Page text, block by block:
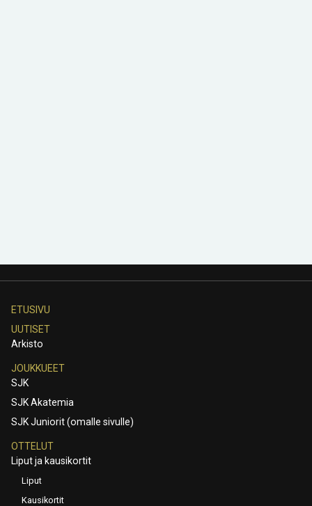
ETUSIVU
UUTISET
Arkisto
JOUKKUEET
SJK
SJK Akatemia
SJK Juniorit (omalle sivulle)
OTTELUT
Liput ja kausikortit
Liput
Kausikortit